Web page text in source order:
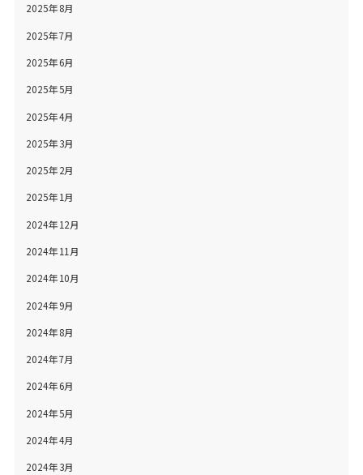
2025年8月
2025年7月
2025年6月
2025年5月
2025年4月
2025年3月
2025年2月
2025年1月
2024年12月
2024年11月
2024年10月
2024年9月
2024年8月
2024年7月
2024年6月
2024年5月
2024年4月
2024年3月